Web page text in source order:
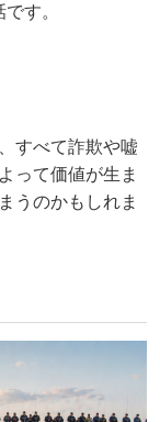
です。
すべて詐欺や嘘
って価値が生ま
うのかもしれま